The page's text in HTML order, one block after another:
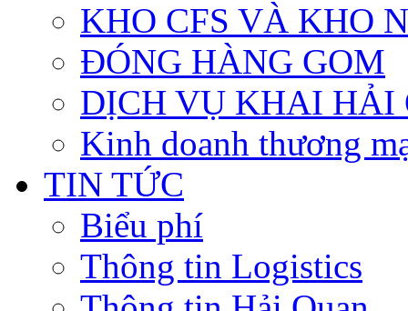
KHO CFS VÀ KHO
ĐÓNG HÀNG GOM
DỊCH VỤ KHAI HẢI
Kinh doanh thương
TIN TỨC
Biểu phí
Thông tin Logistics